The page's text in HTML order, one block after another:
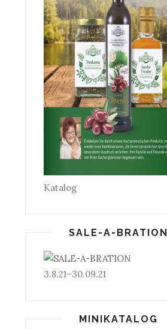
Katalog
SALE-A-BRATION
3.8.21–30.09.21
MINIKATALOG